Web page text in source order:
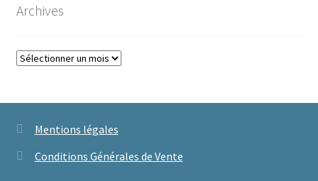
Archives
Archives
Mentions légales
Conditions Générales de Vente